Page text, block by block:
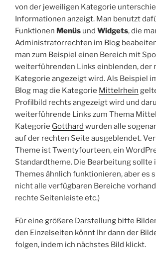
von der jeweiligen Kategorie
Informationen anzeigt. Man benutzt
Funktionen Menüs und Widgets, die
Administratorrechten im Blog
man zum Beispiel einen Bereich mit
weiterführenden Links einblenden, der
Kategorie angezeigt wird. Als Beispiel
Blog mag die Kategorie Mittelrhein
Profilbild rechts angezeigt wird und
weiterführende Links zum Thema
Kategorie Gotthard wurden alle
auf der rechten Seite ausgeblendet.
Theme ist Twentyfourteen, ein
Standardtheme. Die Bearbeitung sollte
Themes ähnlich funktionieren, aber es
nicht alle verfügbaren Bereiche
rechte Seitenleiste etc.)
Für eine größere Darstellung bitte
den Einzelseiten könnt Ihr dann der
folgen, indem ich nächstes Bild klickt.